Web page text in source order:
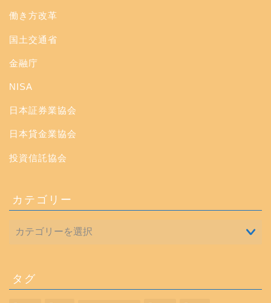
働き方改革
国土交通省
金融庁
NISA
日本証券業協会
日本貸金業協会
投資信託協会
カテゴリー
タグ